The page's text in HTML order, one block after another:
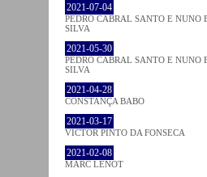
2021-07-04
PEDRO CABRAL SANTO E NUNO
SILVA
2021-05-30
PEDRO CABRAL SANTO E NUNO
SILVA
2021-04-28
CONSTANÇA BABO
2021-03-17
VICTOR PINTO DA FONSECA
2021-02-08
MARC LENOT